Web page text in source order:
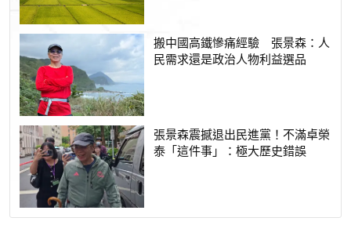
搬中國高鐵慘痛經驗 張景森：人
民需求還是政治人物利益選品
張景森震撼退出民進黨！不滿卓榮
泰「這件事」：極大歷史錯誤